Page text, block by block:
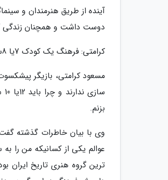
آینده از طریق هنرمندان و
دوست داشت و همچنان زندگی
کرامتی: فرهنگ یک کودک 7یا 8ساله واقعا معصوم است
مسعود کرامتی، بازیگر
بزنم.
وی با بیان خاطرات گذشته
عوالم یکی از کسانیکه من را
ترین گروه هنری تاریخ ایران